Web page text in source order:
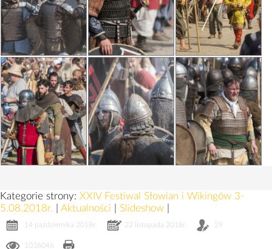
Kategorie strony: XXIV Festiwal Słowian i Wikingów 3-
5.08.2018r.
Aktualności Slideshow
14 października 2018r. 22 listopada 2018r. 29
1036046